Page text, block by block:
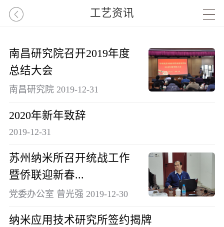
工艺资讯
南昌研究院召开2019年度
总结大会
南昌研究院 2019-12-31
2020年新年致辞
2019-12-31
苏州纳米所召开统战工作
暨侨联迎新春...
党委办公室 曾光强 2019-12-30
纳米应用技术研究所签约揭牌